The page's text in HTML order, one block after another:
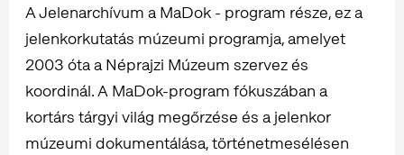
A Jelenarchívum a MaDok - program része, ez a
jelenkorkutatás múzeumi programja, amelyet
2003 óta a Néprajzi Múzeum szervez és
koordinál. A MaDok-program fókuszában a
kortárs tárgyi világ megőrzése és a jelenkor
múzeumi dokumentálása, történetmesélésen